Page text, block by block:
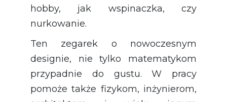
hobby, jak wspinaczka, czy
nurkowanie.
Ten zegarek o nowoczesnym
designie, nie tylko matematykom
przypadnie do gustu. W pracy
pomoże także fizykom, inżynierom,